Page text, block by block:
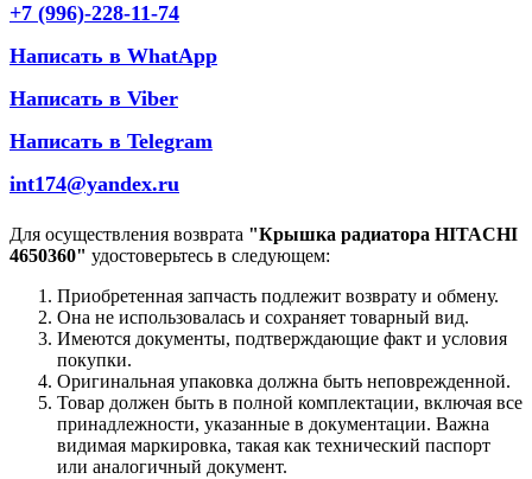
+7 (996)-228-11-74
Написать в WhatApp
Написать в Viber
Написать в Telegram
int174@yandex.ru
Для осуществления возврата "Крышка радиатора HITACHI
4650360" удостоверьтесь в следующем:
Приобретенная запчасть подлежит возврату и обмену.
Она не использовалась и сохраняет товарный вид.
Имеются документы, подтверждающие факт и условия
покупки.
Оригинальная упаковка должна быть неповрежденной.
Товар должен быть в полной комплектации, включая все
принадлежности, указанные в документации. Важна
видимая маркировка, такая как технический паспорт
или аналогичный документ.